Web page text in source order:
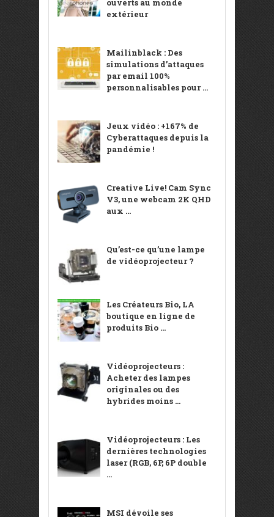
extérieur
Mailinblack : Des
simulations d’attaques
par email 100%
personnalisables pour ...
Jeux vidéo : +167% de
Cyberattaques depuis la
pandémie !
Creative Live! Cam Sync
V3, une webcam 2K QHD
aux ...
Qu’est-ce qu’une lampe
de vidéoprojecteur ?
Les Créateurs Bio, LA
boutique en ligne de
produits Bio ...
Vidéoprojecteurs :
Acheter des lampes
originales ou des
hybrides moins ...
Vidéoprojecteurs : Les
dernières technologies
laser (RGB, 6P, 6P double
...
MSI dévoile ses